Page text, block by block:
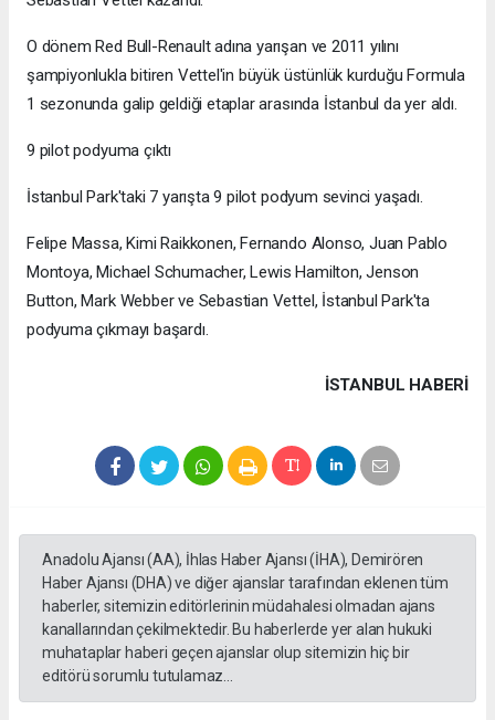
O dönem Red Bull-Renault adına yarışan ve 2011 yılını
şampiyonlukla bitiren Vettel'in büyük üstünlük kurduğu Formula
1 sezonunda galip geldiği etaplar arasında İstanbul da yer aldı.
9 pilot podyuma çıktı
İstanbul Park'taki 7 yarışta 9 pilot podyum sevinci yaşadı.
Felipe Massa, Kimi Raikkonen, Fernando Alonso, Juan Pablo
Montoya, Michael Schumacher, Lewis Hamilton, Jenson
Button, Mark Webber ve Sebastian Vettel, İstanbul Park'ta
podyuma çıkmayı başardı.
İSTANBUL HABERİ
Anadolu Ajansı (AA), İhlas Haber Ajansı (İHA), Demirören
Haber Ajansı (DHA) ve diğer ajanslar tarafından eklenen tüm
haberler, sitemizin editörlerinin müdahalesi olmadan ajans
kanallarından çekilmektedir. Bu haberlerde yer alan hukuki
muhataplar haberi geçen ajanslar olup sitemizin hiç bir
editörü sorumlu tutulamaz...